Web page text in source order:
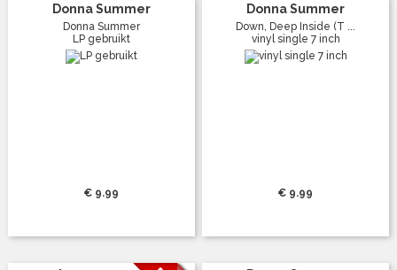
Donna Summer
Donna Summer
LP gebruikt
€ 9.99
Donna Summer
Down, Deep Inside (T ...
vinyl single 7 inch
€ 9.99